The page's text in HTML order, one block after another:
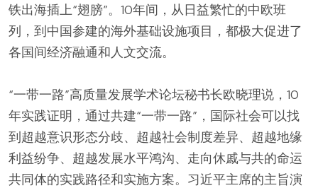
铁出海插上“翅膀”。10年间，从日益繁忙的中欧班
列，到中国参建的海外基础设施项目，都极大促进了
各国间经济融通和人文交流。
“一带一路”高质量发展学术论坛秘书长欧晓理说，10
年实践证明，通过共建“一带一路”，国际社会可以找
到超越意识形态分歧、超越社会制度差异、超越地缘
利益纷争、超越发展水平鸿沟、走向休戚与共的命运
共同体的实践路径和实施方案。习近平主席的主旨演